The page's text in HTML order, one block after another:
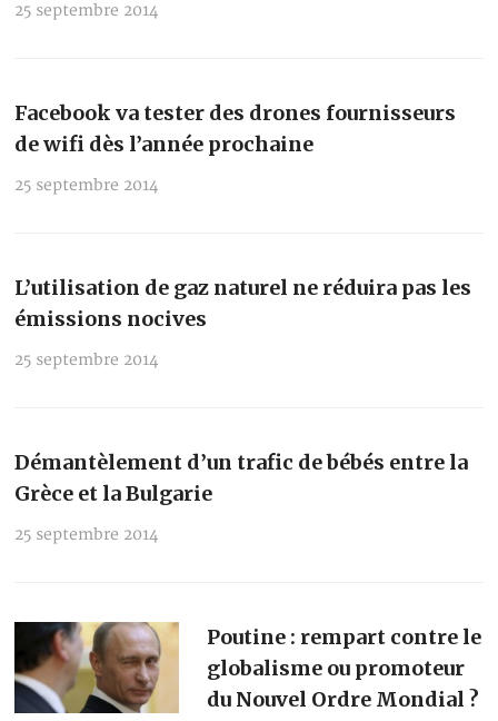
25 septembre 2014
Facebook va tester des drones fournisseurs
de wifi dès l’année prochaine
25 septembre 2014
L’utilisation de gaz naturel ne réduira pas les
émissions nocives
25 septembre 2014
Démantèlement d’un trafic de bébés entre la
Grèce et la Bulgarie
25 septembre 2014
Poutine : rempart contre le
globalisme ou promoteur
du Nouvel Ordre Mondial ?